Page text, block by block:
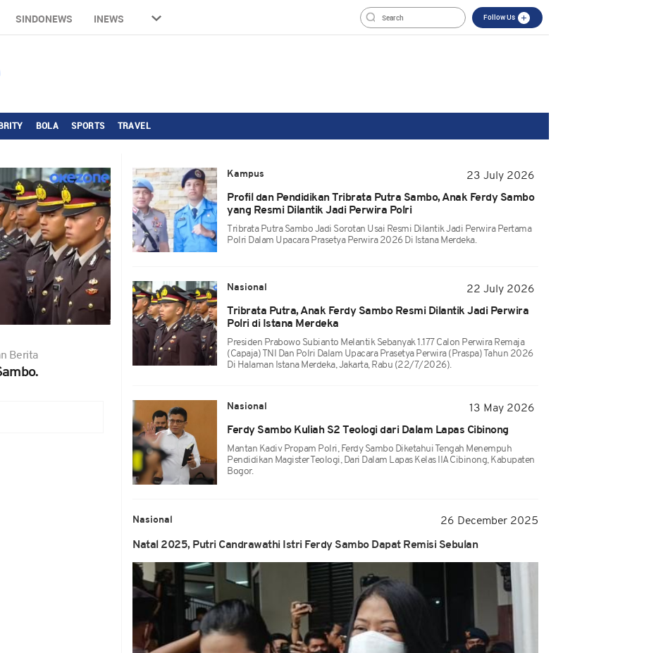
SINDONEWS INEWS Follow Us
BOLA SPORTS TRAVEL
Berita
Kampus
23 July 2026
Profil dan Pendidikan Tribrata Putra Sambo, Anak Ferdy Sambo
yang Resmi Dilantik Jadi Perwira Polri
Tribrata Putra Sambo Jadi Sorotan Usai Resmi Dilantik Jadi Perwira Pertama
Polri Dalam Upacara Prasetya Perwira 2026 Di Istana Merdeka.
Nasional
22 July 2026
Tribrata Putra, Anak Ferdy Sambo Resmi Dilantik Jadi Perwira
Polri di Istana Merdeka
Presiden Prabowo Subianto Melantik Sebanyak 1.177 Calon Perwira Remaja
(Capaja) TNI Dan Polri Dalam Upacara Prasetya Perwira (Praspa) Tahun 2026
Di Halaman Istana Merdeka, Jakarta, Rabu (22/7/2026).
Nasional
13 May 2026
Ferdy Sambo Kuliah S2 Teologi dari Dalam Lapas Cibinong
Mantan Kadiv Propam Polri, Ferdy Sambo Diketahui Tengah Menempuh
Pendidikan Magister Teologi, Dari Dalam Lapas Kelas IIA Cibinong, Kabupaten
Bogor.
Nasional 26 December 2025
Natal 2025, Putri Candrawathi Istri Ferdy Sambo Dapat Remisi Sebulan